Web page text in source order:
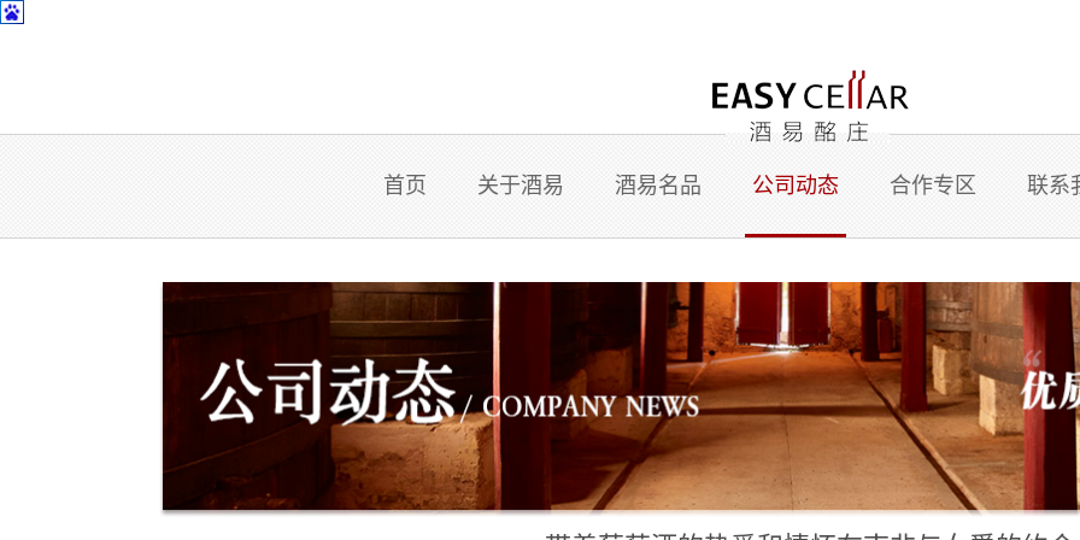
首页 关于酒易 酒易名品 公司动态 合作专区 联系